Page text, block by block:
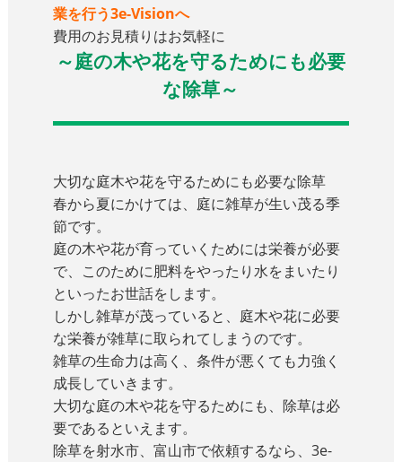
業を行う3e-Visionへ
費用のお見積りはお気軽に
～庭の木や花を守るためにも必要
な除草～
大切な庭木や花を守るためにも必要な除草
春から夏にかけては、庭に雑草が生い茂る季
節です。
庭の木や花が育っていくためには栄養が必要
で、このために肥料をやったり水をまいたり
といったお世話をします。
しかし雑草が茂っていると、庭木や花に必要
な栄養が雑草に取られてしまうのです。
雑草の生命力は高く、条件が悪くても力強く
成長していきます。
大切な庭の木や花を守るためにも、除草は必
要であるといえます。
除草を射水市、富山市で依頼するなら、3e-